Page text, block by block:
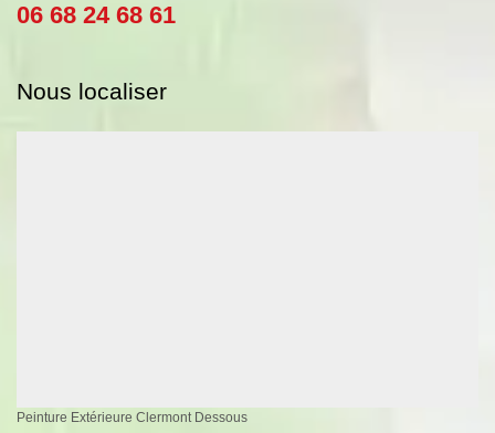
06 68 24 68 61
Nous localiser
Peinture Extérieure Clermont Dessous